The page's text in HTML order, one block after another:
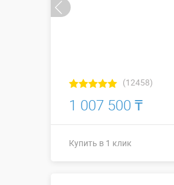
(12458)
1 007 500 ₸
Купить в 1 клик